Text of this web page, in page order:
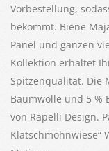
Vorbestellung,
bekommt. Biene
Panel und ganzen
Kollektion erhaltet
Spitzenqualität. Die
Baumwolle und 5 %
von Rapelli Design.
Klatschmohnwiese“